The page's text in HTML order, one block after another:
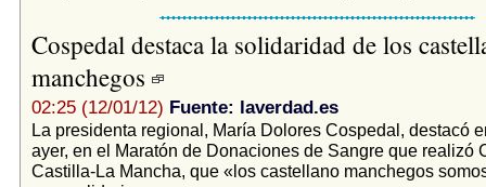
Cospedal destaca la solidaridad de los
manchegos
02:25 (12/01/12) Fuente: laverdad.es
La presidenta regional, María Dolores Cospedal, destacó
ayer, en el Maratón de Donaciones de Sangre que realizó
Castilla-La Mancha, que «los castellano manchegos